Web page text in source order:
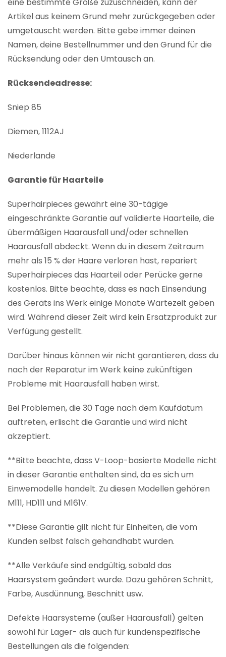
Artikel aus keinem Grund mehr zurückgegeben oder
umgetauscht werden. Bitte gebe immer deinen
Namen, deine Bestellnummer und den Grund für die
Rücksendung oder den Umtausch an.
Rücksendeadresse:
Sniep 85
Diemen, 1112AJ
Niederlande
Garantie für Haarteile
Superhairpieces gewährt eine 30-tägige
eingeschränkte Garantie auf validierte Haarteile, die
übermäßigen Haarausfall und/oder schnellen
Haarausfall abdeckt. Wenn du in diesem Zeitraum
mehr als 15 % der Haare verloren hast, repariert
Superhairpieces das Haarteil oder Perücke gerne
kostenlos. Bitte beachte, dass es nach Einsendung
des Geräts ins Werk einige Monate Wartezeit geben
wird. Während dieser Zeit wird kein Ersatzprodukt zur
Verfügung gestellt.
Darüber hinaus können wir nicht garantieren, dass du
nach der Reparatur im Werk keine zukünftigen
Probleme mit Haarausfall haben wirst.
Bei Problemen, die 30 Tage nach dem Kaufdatum
auftreten, erlischt die Garantie und wird nicht
akzeptiert.
**Bitte beachte, dass V-Loop-basierte Modelle nicht
in dieser Garantie enthalten sind, da es sich um
Einwemodelle handelt. Zu diesen Modellen gehören
M111, HD111 und M161V.
**Diese Garantie gilt nicht für Einheiten, die vom
Kunden selbst falsch gehandhabt wurden.
**Alle Verkäufe sind endgültig, sobald das
Haarsystem geändert wurde. Dazu gehören Schnitt,
Farbe, Ausdünnung, Beschnitt usw.
Defekte Haarsysteme (außer Haarausfall) gelten
sowohl für Lager- als auch für kundenspezifische
Bestellungen als die folgenden: